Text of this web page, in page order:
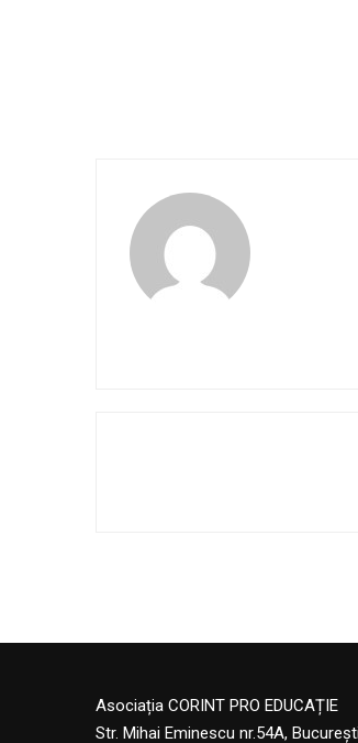
Asociația CORINT PRO EDUCAȚIE
Str. Mihai Eminescu nr.54A,